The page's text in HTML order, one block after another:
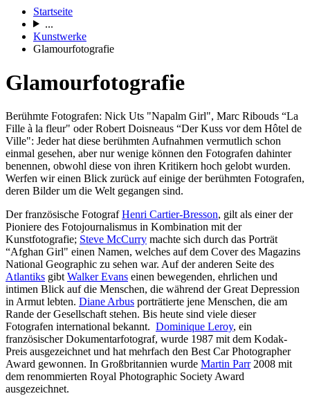
Startseite
...
Kunstwerke
Glamourfotografie
Glamourfotografie
Berühmte Fotografen: Nick Uts "Napalm Girl", Marc Ribouds “La
Fille à la fleur" oder Robert Doisneaus “Der Kuss vor dem Hôtel de
Ville": Jeder hat diese berühmten Aufnahmen vermutlich schon
einmal gesehen, aber nur wenige können den Fotografen dahinter
benennen, obwohl diese von ihren Kritikern hoch gelobt wurden.
Werfen wir einen Blick zurück auf einige der berühmten Fotografen,
deren Bilder um die Welt gegangen sind.
Der französische FotografHenri Cartier-Bresson, gilt als einer der
Pioniere des Fotojournalismus in Kombination mit der
Kunstfotografie; Steve McCurry machte sich durch das Porträt
“Afghan Girl" einen Namen, welches auf dem Cover des Magazins
National Geographic zu sehen war. Auf der anderen Seite des
Atlantiks gibtWalker Evans einen bewegenden, ehrlichen und
intimen Blick auf die Menschen, die während der Great Depression
in Armut lebten. Diane Arbus porträtierte jene Menschen, die am
Rande der Gesellschaft stehen. Bis heute sind viele dieser
Fotografen international bekannt. Dominique Leroy, ein
französischer Dokumentarfotograf, wurde 1987 mit dem Kodak-
Preis ausgezeichnet und hat mehrfach den Best Car Photographer
Award gewonnen. In Großbritannien wurde Martin Parr2008 mit
dem renommierten Royal Photographic Society Award
ausgezeichnet.